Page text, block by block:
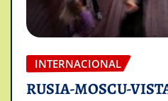
INTERNACIONAL
RUSIA-MOSCU-